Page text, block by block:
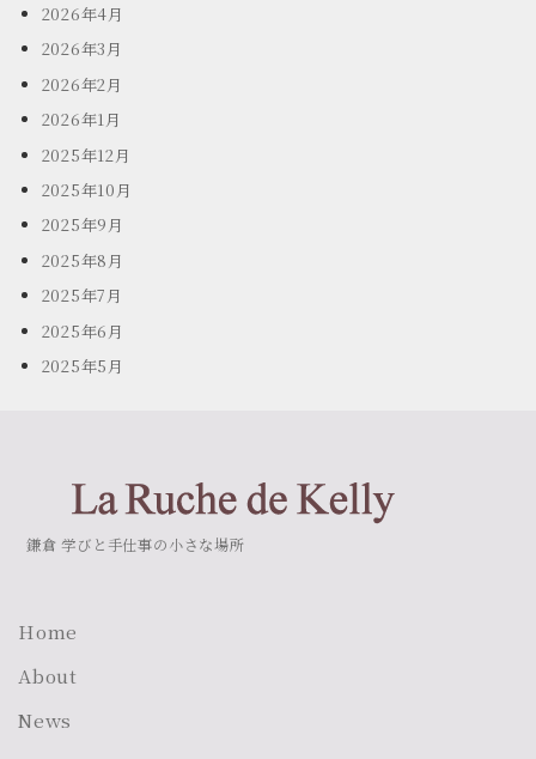
2026年4月
2026年3月
2026年2月
2026年1月
2025年12月
2025年10月
2025年9月
2025年8月
2025年7月
2025年6月
2025年5月
鎌倉 学びと手仕事の小さな場所
Home
About
News